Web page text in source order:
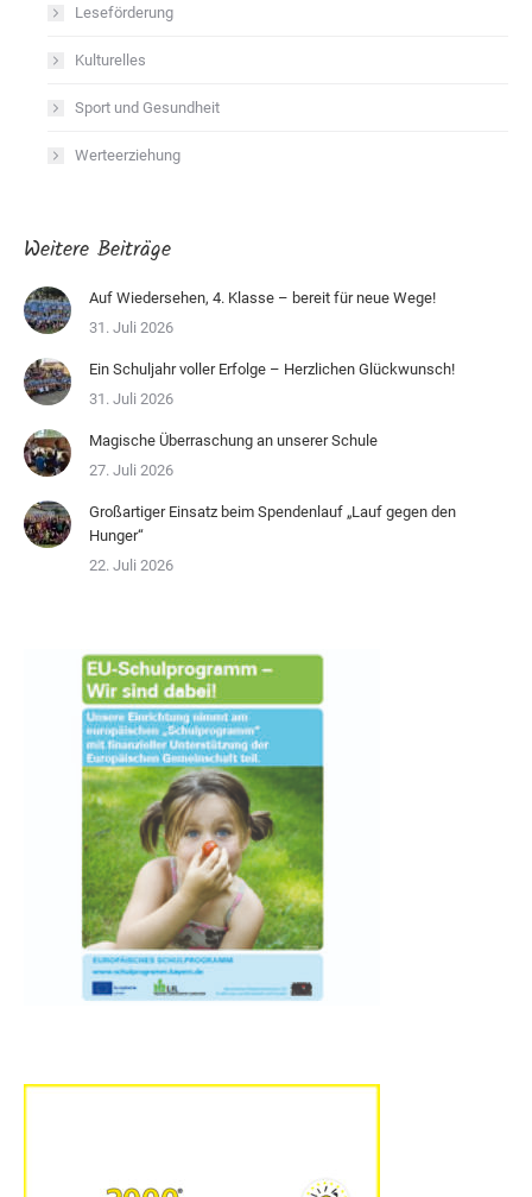
Leseförderung
Kulturelles
Sport und Gesundheit
Werteerziehung
Weitere Beiträge
Auf Wiedersehen, 4. Klasse – bereit für neue Wege!
31. Juli 2026
Ein Schuljahr voller Erfolge – Herzlichen Glückwunsch!
31. Juli 2026
Magische Überraschung an unserer Schule
27. Juli 2026
Großartiger Einsatz beim Spendenlauf „Lauf gegen den
Hunger“
22. Juli 2026